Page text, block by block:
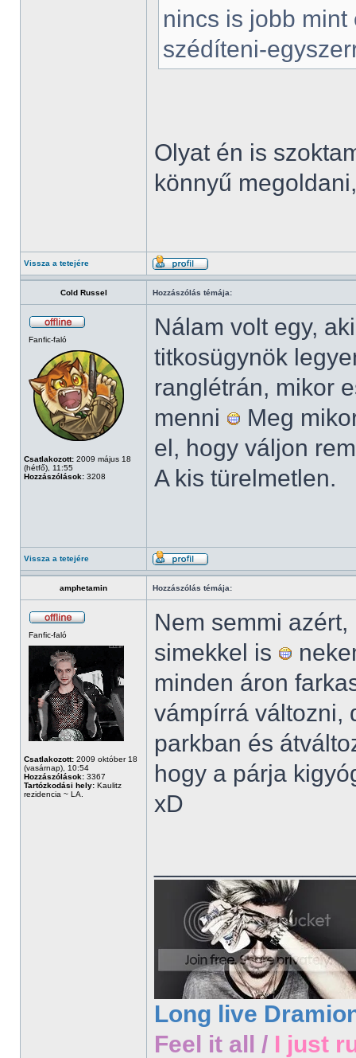
nincs is jobb
szédíteni-
Olyat én is
könnyű
Vissza a tetejére
Cold Russel Hozzászólás témája:
Fanfic-faló
Csatlakozott: 2009 május 18
(hétfő), 11:55
Hozzászólások: 3208
Nálam volt egy,
titkosügynök
ranglétrán, mikor
menni
Meg
el, hogy váljon
A kis türelmetlen.
Vissza a tetejére
amphetamin Hozzászólás témája:
Fanfic-faló
Csatlakozott: 2009 október 18
(vasárnap), 10:54
Hozzászólások: 3367
Tartózkodási hely: Kaulitz
rezidencia ~ LA.
Nem semmi
simekkel is
minden áron
vámpírrá változni,
parkban és
hogy a párja
xD
Long live
Feel it all / I just